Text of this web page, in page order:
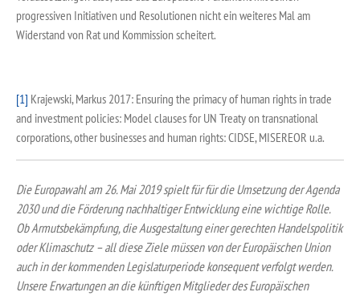
progressiven Initiativen und Resolutionen nicht ein weiteres Mal am
Widerstand von Rat und Kommission scheitert.
[1] Krajewski, Markus 2017: Ensuring the primacy of human rights in trade
and investment policies: Model clauses for UN Treaty on transnational
corporations, other businesses and human rights: CIDSE, MISEREOR u.a.
Die Europawahl am 26. Mai 2019 spielt für für die Umsetzung der Agenda
2030 und die Förderung nachhaltiger Entwicklung eine wichtige Rolle.
Ob Armutsbekämpfung, die Ausgestaltung einer gerechten Handelspolitik
oder Klimaschutz – all diese Ziele müssen von der Europäischen Union
auch in der kommenden Legislaturperiode konsequent verfolgt werden.
Unsere Erwartungen an die künftigen Mitglieder des Europäischen